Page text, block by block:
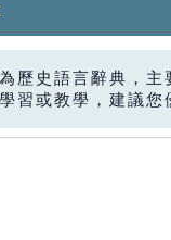
歷史語言辭典，
習或教學，建議